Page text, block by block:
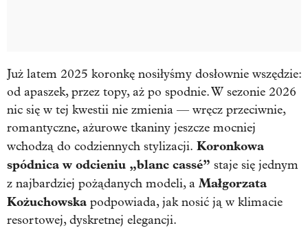
Już latem 2025 koronkę nosiłyśmy dosłownie wszędzie:
od apaszek, przez topy, aż po spodnie. W sezonie 2026
nic się w tej kwestii nie zmienia — wręcz przeciwnie,
romantyczne, ażurowe tkaniny jeszcze mocniej
wchodzą do codziennych stylizacji. Koronkowa
spódnica w odcieniu „blanc cassé” staje się jednym
z najbardziej pożądanych modeli, a Małgorzata
Kożuchowska podpowiada, jak nosić ją w klimacie
resortowej, dyskretnej elegancji.